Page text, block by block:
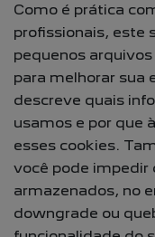
Como é prática
profissionais, este
pequenos
para melhorar sua
descreve quais
usamos e por que
esses cookies.
você pode impedir
armazenados, no
downgrade ou